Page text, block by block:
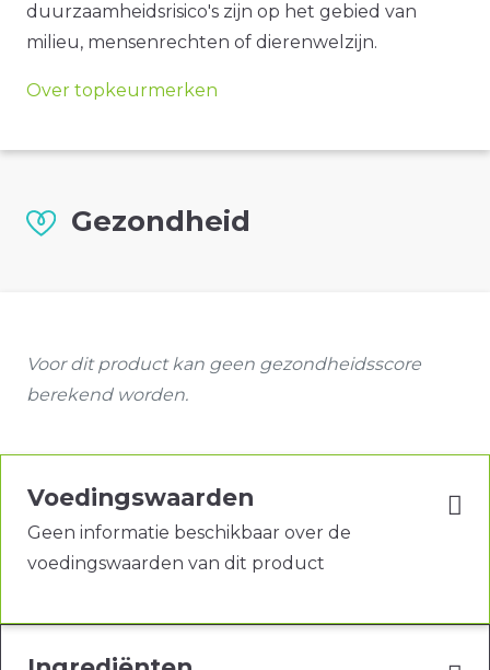
duurzaamheidsrisico's zijn op het gebied van
milieu, mensenrechten of dierenwelzijn.
Over topkeurmerken
Gezondheid
Voor dit product kan geen gezondheidsscore
berekend worden.
Voedingswaarden
Geen informatie beschikbaar over de
voedingswaarden van dit product